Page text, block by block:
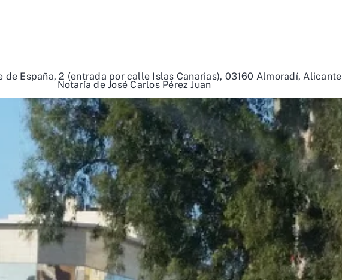
Notaría de José Carlos Pérez Juan
de España, 2 (entrada por calle Islas Canarias), 03160 Almoradí, Alicante